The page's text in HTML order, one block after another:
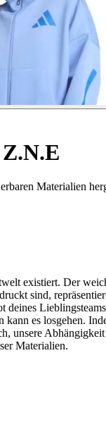
Materialien
existiert. Der
sind,
kann es losgehen.
unsere
Materialien.